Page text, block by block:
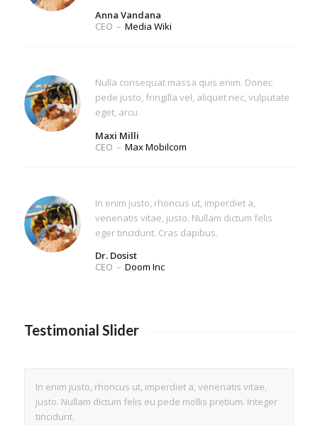
Anna Vandana
CEO – Media Wiki
Nulla consequat massa quis enim. Donec
pede justo, fringilla vel, aliquet nec, vulputate
eget, arcu.
Maxi Milli
CEO – Max Mobilcom
In enim justo, rhoncus ut, imperdiet a,
venenatis vitae, justo. Nullam dictum felis
eger tincidunt. Cras dapibus.
Dr. Dosist
CEO – Doom Inc
Testimonial Slider
In enim justo, rhoncus ut, imperdiet a, venenatis vitae,
justo. Nullam dictum felis eu pede mollis pretium. Integer
tincidunt.